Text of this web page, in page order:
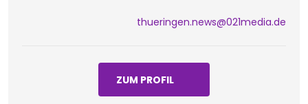
thueringen.news@021media.de
ZUM PROFIL